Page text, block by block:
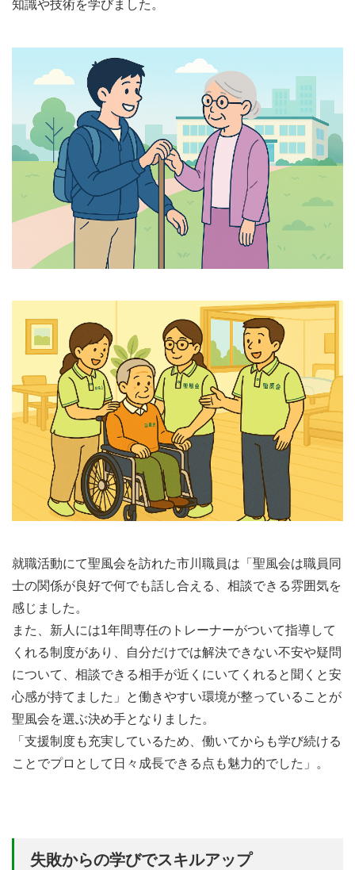
知識や技術を学びました。
就職活動にて聖風会を訪れた市川職員は「聖風会は職員同
士の関係が良好で何でも話し合える、相談できる雰囲気を
感じました。
また、新人には1年間専任のトレーナーがついて指導して
くれる制度があり、自分だけでは解決できない不安や疑問
について、相談できる相手が近くにいてくれると聞くと安
心感が持てました」と働きやすい環境が整っていることが
聖風会を選ぶ決め手となりました。
「支援制度も充実しているため、働いてからも学び続ける
ことでプロとして日々成長できる点も魅力的でした」。
失敗からの学びでスキルアップ